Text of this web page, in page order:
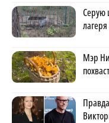
Серую
Мэр